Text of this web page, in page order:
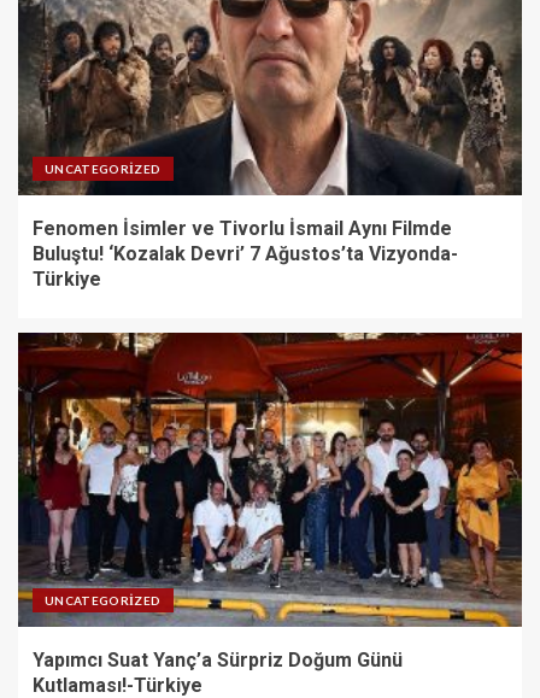
UNCATEGORIZED
Fenomen İsimler ve Tivorlu İsmail Aynı Filmde
Buluştu! ‘Kozalak Devri’ 7 Ağustos’ta Vizyonda-
Türkiye
UNCATEGORIZED
Yapımcı Suat Yanç’a Sürpriz Doğum Günü
Kutlaması!-Türkiye